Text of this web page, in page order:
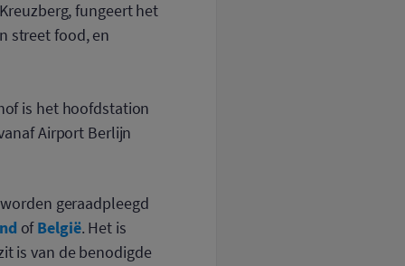
fungeert het
street food, en
is het hoofdstation
Airport Berlijn
geraadpleegd
ofBelgië. Het is
is van de benodigde